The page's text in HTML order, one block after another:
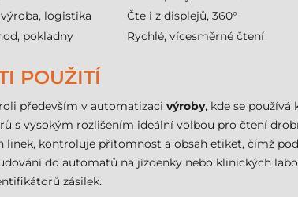
logistika Čte i z displejů, 360°
pokladny Rychlé, vícesměrné čtení
POUŽITÍ
především v automatizaci výroby, kde se
s vysokým rozlišením ideální volbou pro čtení
kontroluje přítomnost a obsah etiket, čímž
do automatů na jízdenky nebo klinických
zásilek.